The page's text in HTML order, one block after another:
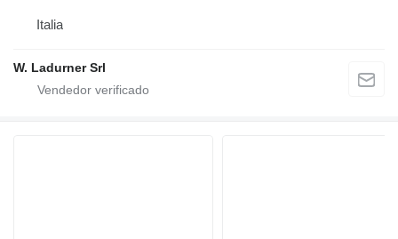
Italia
W. Ladurner Srl